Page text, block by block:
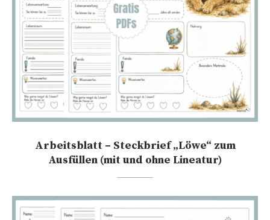
Arbeitsblatt – Steckbrief „Löwe“ zum
Ausfüllen (mit und ohne Lineatur)